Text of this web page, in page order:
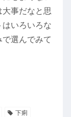
事だなと思
いろいろな
選んでみて
下痢